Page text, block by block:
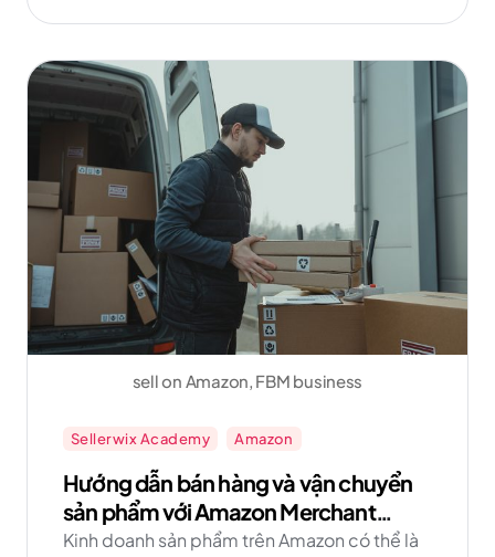
Amazon FBM ngay hôm nay cùng Sellerwix!
sell on Amazon, FBM business
Sellerwix Academy Amazon
Hướng dẫn bán hàng và vận chuyển
sản phẩm với Amazon Merchant
Fulfilled Network FBM
Kinh doanh sản phẩm trên Amazon có thể là